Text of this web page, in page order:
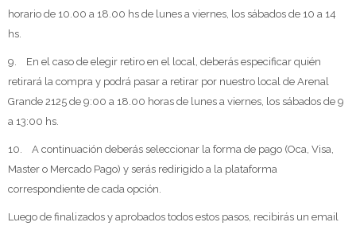
horario de 10.00 a 18.00 hs de lunes a viernes, los sábados de 10 a 14
hs.
9. En el caso de elegir retiro en el local, deberás especificar quién
retirará la compra y podrá pasar a retirar por nuestro local de Arenal
Grande 2125 de 9:00 a 18.00 horas de lunes a viernes, los sábados de 9
a 13:00 hs.
10. A continuación deberás seleccionar la forma de pago (Oca, Visa,
Master o Mercado Pago) y serás redirigido a la plataforma
correspondiente de cada opción.
Luego de finalizados y aprobados todos estos pasos, recibirás un email